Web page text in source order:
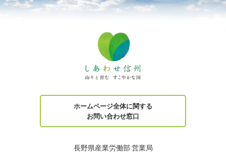
ホームページ全体に関する
お問い合わせ窓口
長野県産業労働部 営業局